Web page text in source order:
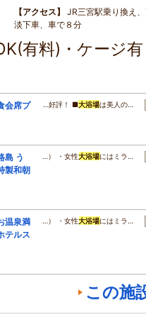
アクセス
JR三宮駅乗り換え
淡下車、車で８分
有料)・ケージ
会席プ
…好評！ ■大浴場は美人の…
島 う
製和朝
…） ・女性大浴場にはミラ…
温泉満
テルス
…） ・女性大浴場にはミラ…
この施